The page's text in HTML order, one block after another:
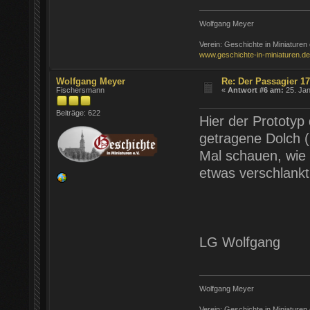
Wolfgang Meyer
Verein: Geschichte in Miniaturen
www.geschichte-in-miniaturen.de
Wolfgang Meyer
Fischersmann
Beiträge: 622
Re: Der Passagier
«Antwort #6 am: 25.
Hier der Prototyp
getragene Dolch
Mal schauen,
etwas
LG Wolfgang
Wolfgang Meyer